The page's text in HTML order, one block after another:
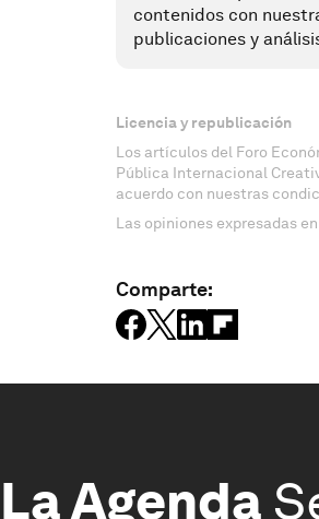
contenidos con
publicaciones y
Licencia y republicación
Los artículos del Foro
Pública Internacional
acuerdo con nuestras
Las opiniones expresadas
Comparte:
La Agenda